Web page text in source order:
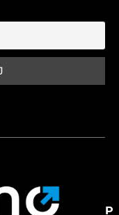
P